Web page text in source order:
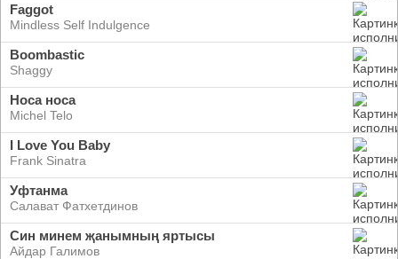
Faggot
Mindless Self Indulgence
Boombastic
Shaggy
Носа носа
Michel Telo
I Love You Baby
Frank Sinatra
Уфтанма
Салават Фатхетдинов
Син минем җанымның яртысы
Айдар Галимов